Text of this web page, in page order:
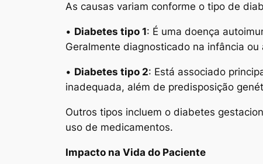
As causas variam conforme o tipo de
• Diabetes tipo 1: É uma doença
Geralmente diagnosticado na infância
• Diabetes tipo 2: Está associado
inadequada, além de predisposição
Outros tipos incluem o diabetes
uso de medicamentos.
Impacto na Vida do Paciente